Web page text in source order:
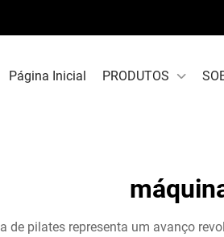
Página Inicial PRODUTOS
de pilates representa um avanço